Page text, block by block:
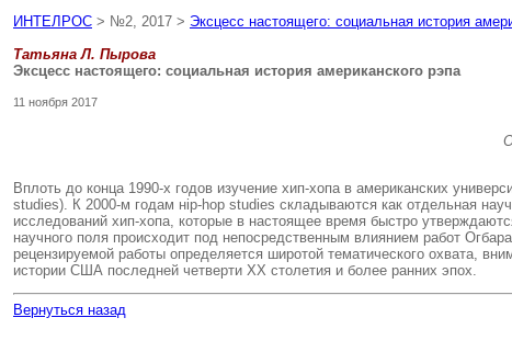
ИНТЕЛРОС > №2, 2017 > Эксцесс настоящего: социальная история
Татьяна Л. Пырова
Эксцесс настоящего: социальная история американского рэпа
11 ноября 2017
Вплоть до конца 1990-х годов изучение хип-хопа в американских
studies). К 2000-м годам нip-hop studies складываются как отдельная
исследований хип-хопа, которые в настоящее время быстро
научного поля происходит под непосредственным влиянием работ
рецензируемой работы определяется широтой тематического охвата,
истории США последней четверти XX столетия и более ранних эпох.
Вернуться назад